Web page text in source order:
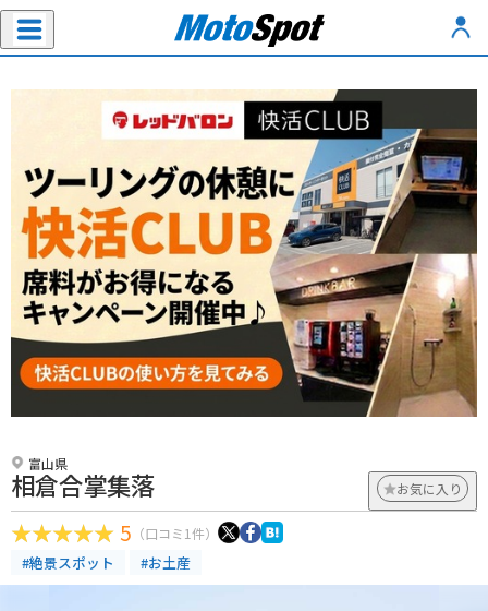
富山県
相倉合掌集落 お気に入り
5 （口コミ1件）
#絶景スポット #お土産